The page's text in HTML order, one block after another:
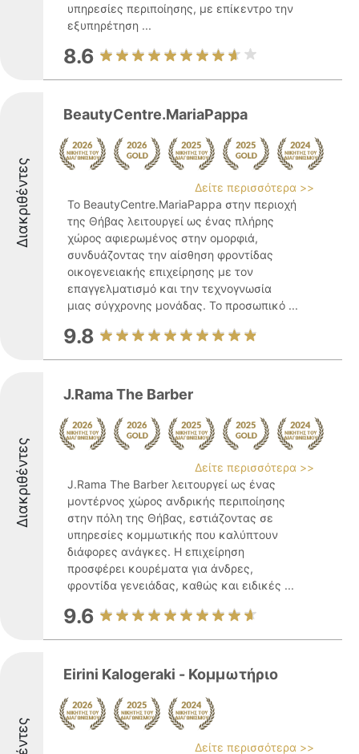
υπηρεσίες περιποίησης, με επίκεντρο την
εξυπηρέτηση ...
8.6
Διακριθέντες
BeautyCentre.MariaPappa
Δείτε περισσότερα >>
Το BeautyCentre.MariaPappa στην περιοχή
της Θήβας λειτουργεί ως ένας πλήρης
χώρος αφιερωμένος στην ομορφιά,
συνδυάζοντας την αίσθηση φροντίδας
οικογενειακής επιχείρησης με τον
επαγγελματισμό και την τεχνογνωσία
μιας σύγχρονης μονάδας. Το προσωπικό ...
9.8
Διακριθέντες
J.Rama The Barber
Δείτε περισσότερα >>
J.Rama The Barber λειτουργεί ως ένας
μοντέρνος χώρος ανδρικής περιποίησης
στην πόλη της Θήβας, εστιάζοντας σε
υπηρεσίες κομμωτικής που καλύπτουν
διάφορες ανάγκες. Η επιχείρηση
προσφέρει κουρέματα για άνδρες,
φροντίδα γενειάδας, καθώς και ειδικές ...
9.6
Eirini Kalogeraki - Κομμωτήριο
Δείτε περισσότερα >>